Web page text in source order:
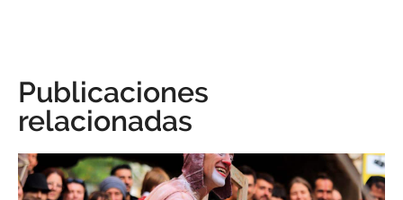
Publicaciones
relacionadas